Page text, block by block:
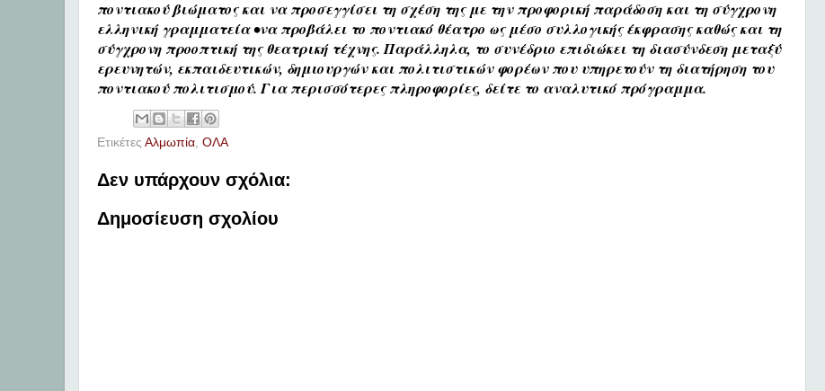
ποντιακού βιώματος και να προσεγγίσει τη σχέση της με την προφορική παράδοση και τη σύγχρονη
ελληνική γραμματεία •να προβάλει το ποντιακό θέατρο ως μέσο συλλογικής έκφρασης καθώς και τη
σύγχρονη προοπτική της θεατρική τέχνης. Παράλληλα, το συνέδριο επιδιώκει τη διασύνδεση μεταξύ
ερευνητών, εκπαιδευτικών, δημιουργών και πολιτιστικών φορέων που υπηρετούν τη διατήρηση του
ποντιακού πολιτισμού. Για περισσότερες πληροφορίες, δείτε το αναλυτικό πρόγραμμα.
Ετικέτες Αλμωπία, ΟΛΑ
Δεν υπάρχουν σχόλια:
Δημοσίευση σχολίου